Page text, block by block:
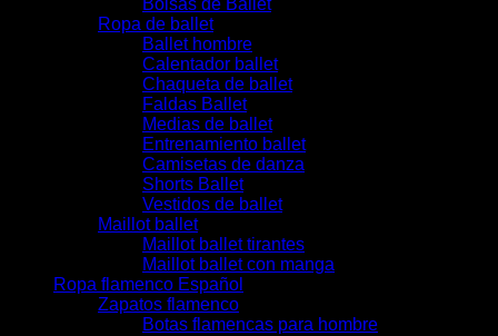
Bolsas de Ballet
Ropa de ballet
Ballet hombre
Calentador ballet
Chaqueta de ballet
Faldas Ballet
Medias de ballet
Entrenamiento ballet
Camisetas de danza
Shorts Ballet
Vestidos de ballet
Maillot ballet
Maillot ballet tirantes
Maillot ballet con manga
Ropa flamenco Español
Zapatos flamenco
Botas flamencas para hombre